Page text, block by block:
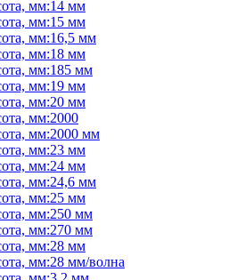
мм:14 мм
мм:15 мм
мм:16,5 мм
мм:18 мм
мм:185 мм
мм:19 мм
мм:20 мм
мм:2000
мм:2000 мм
мм:23 мм
мм:24 мм
мм:24,6 мм
мм:25 мм
мм:250 мм
мм:270 мм
мм:28 мм
мм:28 мм/волна